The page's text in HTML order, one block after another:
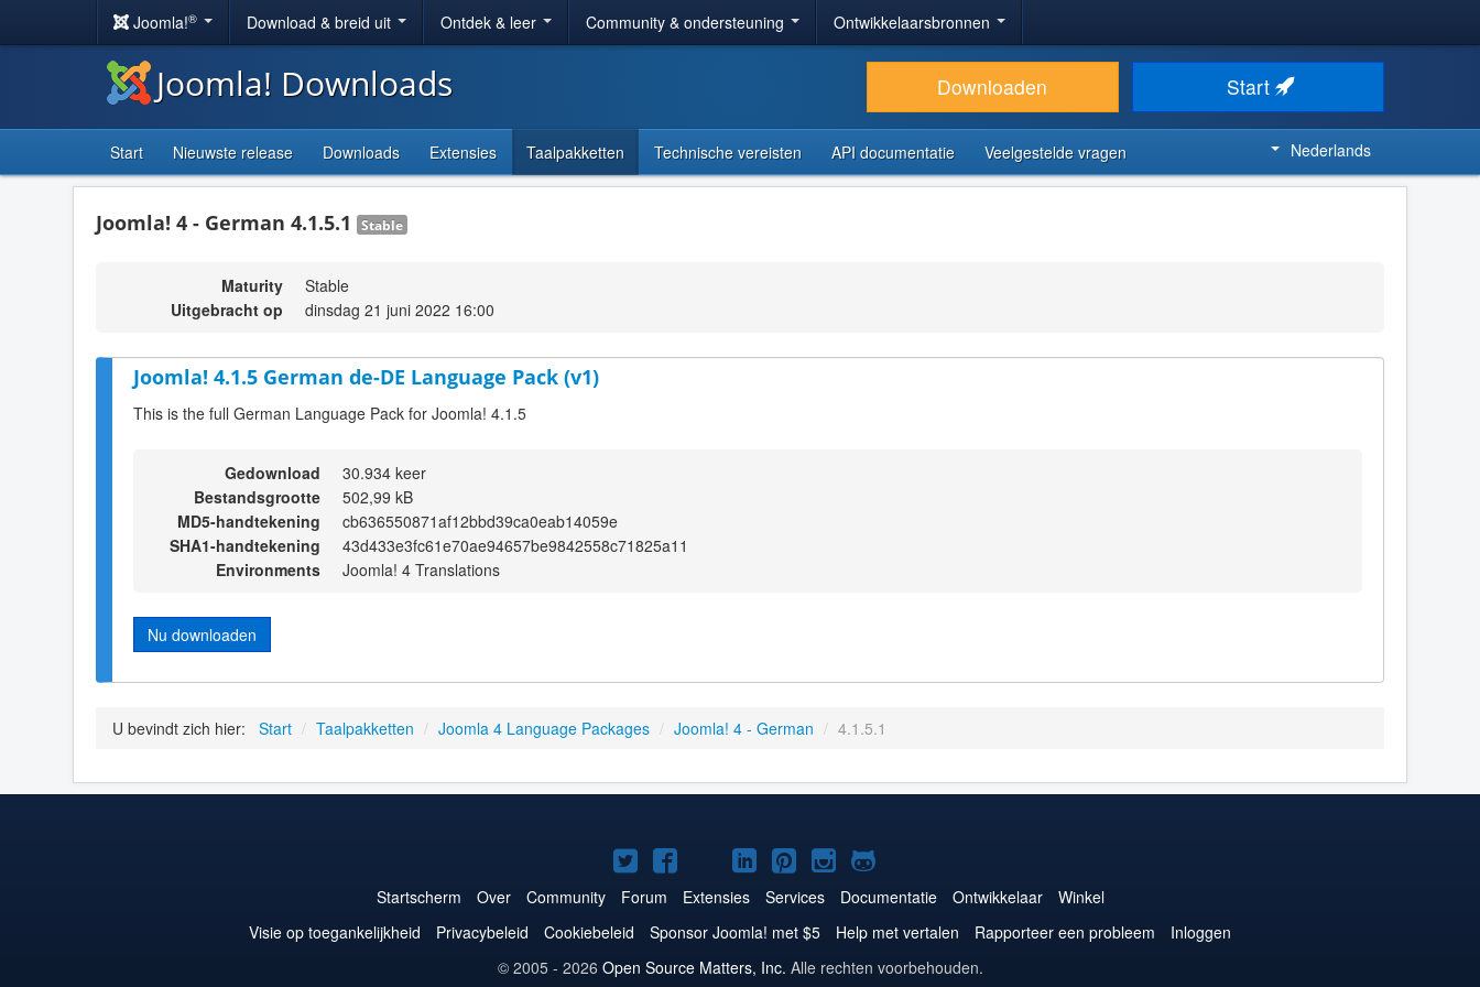
Joomla!® Download & breid uit Ontdek & leer Community & ondersteuning Ontwikkelaarsbronnen
Joomla! Downloads Downloaden Start
Start Nieuwste release Downloads Extensies Taalpakketten Technische vereisten API documentatie Veelgestelde vragen Nederlands
Joomla! 4 - German 4.1.5.1 Stable
Maturity
Stable
Uitgebracht op
dinsdag 21 juni 2022 16:00
Joomla! 4.1.5 German de-DE Language Pack (v1)
This is the full German Language Pack for Joomla! 4.1.5
Gedownload
30.934 keer
Bestandsgrootte
502,99 kB
MD5-handtekening
cb636550871af12bbd39ca0eab14059e
SHA1-handtekening
43d433e3fc61e70ae94657be9842558c71825a11
Environments
Joomla! 4 Translations
Nu downloaden
U bevindt zich hier: Start / Taalpakketten / Joomla 4 Language Packages / Joomla! 4 - German / 4.1.5.1
Joomla!
op
Twitter
Joomla!
op
Facebook
Joomla!
op
YouTube
Joomla!
op
LinkedIn
Joomla!
op
Pinterest
Joomla!
op
Instagram
Joomla!
op
GitHub
Startscherm Over Community Forum Extensies Services Documentatie Ontwikkelaar
Winkel
Visie op toegankelijkheid
Privacybeleid Cookiebeleid Sponsor Joomla! met $5 Help met vertalen Rapporteer een probleem
Inloggen
© 2005 - 2026 Open Source Matters, Inc. Alle rechten voorbehouden.